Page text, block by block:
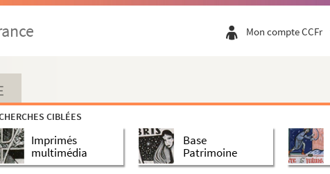
Mon compte CCFr
CIBLÉES
Imprimés
multimédia
Base
Patrimoine